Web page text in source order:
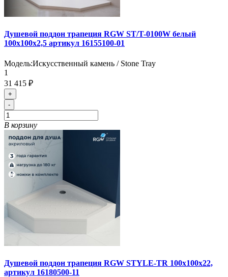
Душевой поддон трапеция RGW ST/T-0100W белый
100х100х2,5 артикул 16155100-01
Модель:Искусственный камень / Stone Tray
1
31 415 ₽
+
-
В корзину
Душевой поддон трапеция RGW STYLE-TR 100х100х22,
артикул 16180500-11